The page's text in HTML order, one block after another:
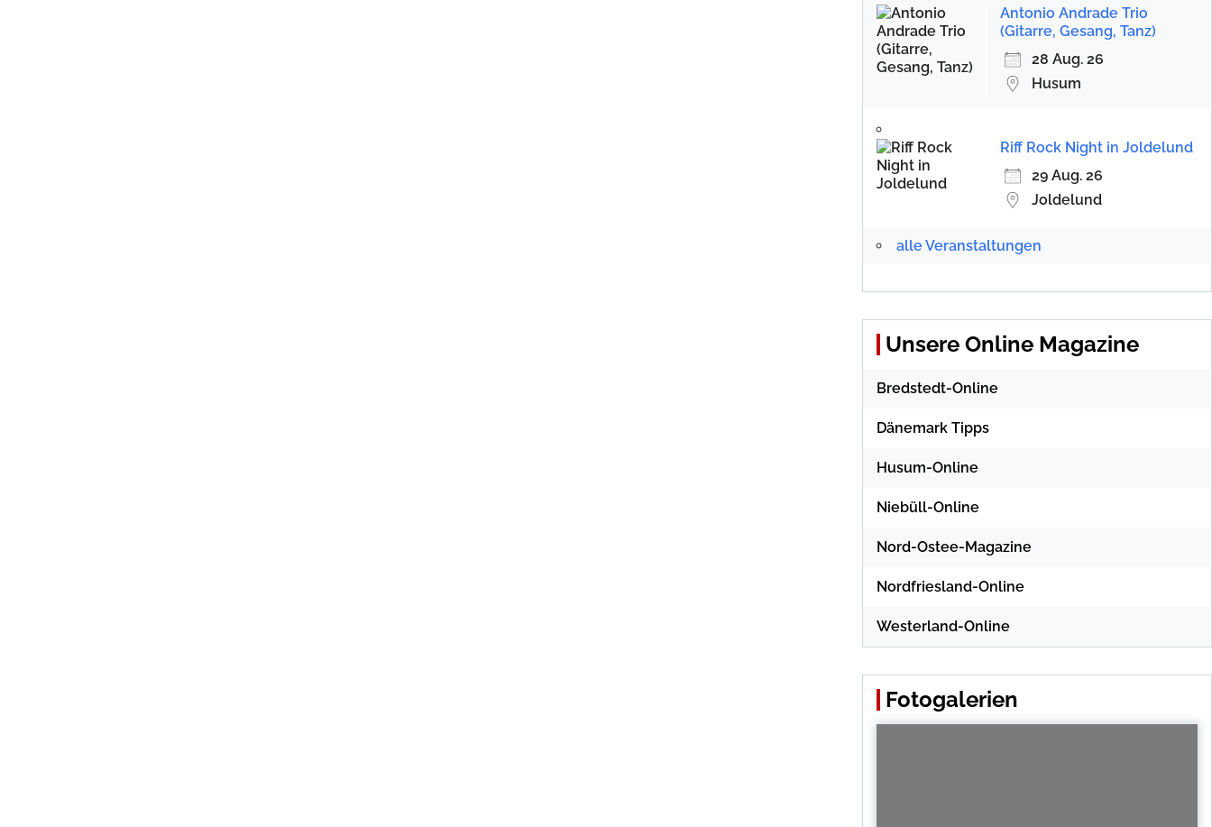
Antonio Andrade Trio
(Gitarre, Gesang, Tanz)
28 Aug. 26
Husum
Riff Rock Night in Joldelund
29 Aug. 26
Joldelund
alle Veranstaltungen
Unsere Online Magazine
Bredstedt-Online
Dänemark Tipps
Husum-Online
Niebüll-Online
Nord-Ostee-Magazine
Nordfriesland-Online
Westerland-Online
Fotogalerien